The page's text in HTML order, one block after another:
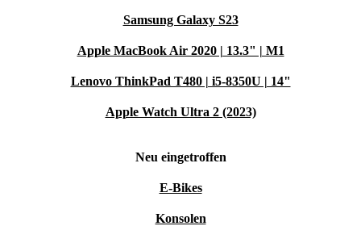
Samsung Galaxy S23
Apple MacBook Air 2020 | 13.3" | M1
Lenovo ThinkPad T480 | i5-8350U | 14"
Apple Watch Ultra 2 (2023)
Neu eingetroffen
E-Bikes
Konsolen